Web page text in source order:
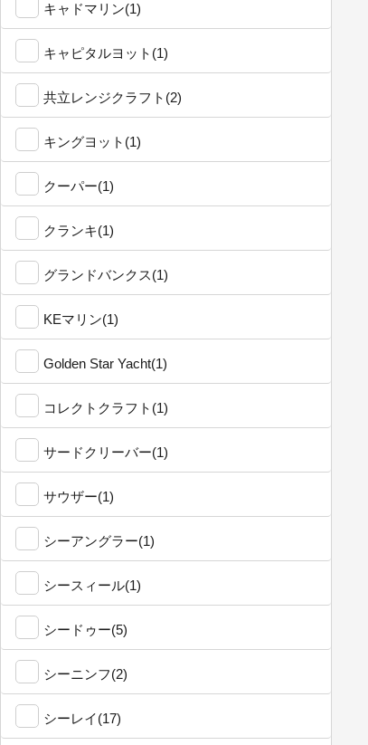
キャドマリン(1)
キャピタルヨット(1)
共立レンジクラフト(2)
キングヨット(1)
クーパー(1)
クランキ(1)
グランドバンクス(1)
KEマリン(1)
Golden Star Yacht(1)
コレクトクラフト(1)
サードクリーバー(1)
サウザー(1)
シーアングラー(1)
シースィール(1)
シードゥー(5)
シーニンフ(2)
シーレイ(17)